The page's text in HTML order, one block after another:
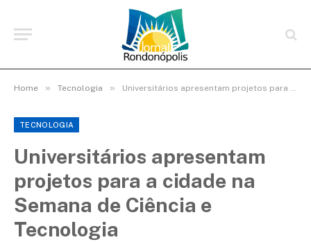
Home » Tecnologia » Universitários apresentam projetos para a cidade na Semana de Ciência e Tecnologia
TECNOLOGIA
Universitários apresentam
projetos para a cidade na
Semana de Ciência e
Tecnologia